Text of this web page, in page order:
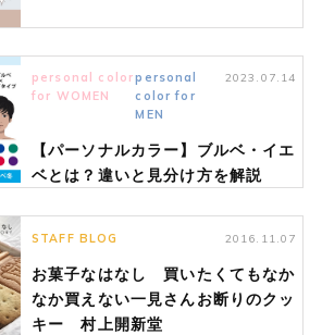
personal color
for WOMEN
personal
color for
MEN
2023.07.14
【パーソナルカラー】ブルベ・イエ
ベとは？違いと見分け方を解説
STAFF BLOG 2016.11.07
お菓子なはなし 買いたくてもなか
なか買えない一見さんお断りのクッ
キー 村上開新堂